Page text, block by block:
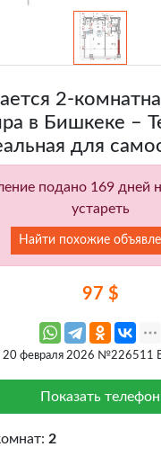
2-
в Бишкеке –
для
подано 169 дней
устареть
Найти похожие
97 $
20 февраля 2026 №226511
Показать телефон
2